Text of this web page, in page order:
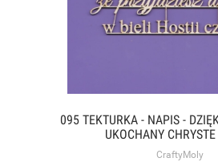
095 TEKTURKA - NAPIS -
UKOCHANY
CraftyMoly